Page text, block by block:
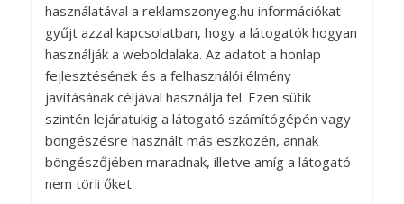
használatával a reklamszonyeg.hu információkat
gyűjt azzal kapcsolatban, hogy a látogatók hogyan
használják a weboldalaka. Az adatot a honlap
fejlesztésének és a felhasználói élmény
javításának céljával használja fel. Ezen sütik
szintén lejáratukig a látogató számítógépén vagy
böngészésre használt más eszközén, annak
böngészőjében maradnak, illetve amíg a látogató
nem törli őket.